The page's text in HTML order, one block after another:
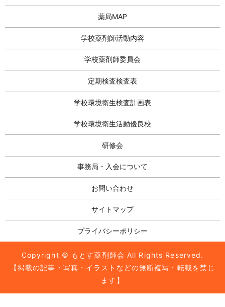
薬局MAP
学校薬剤師活動内容
学校薬剤師委員会
定期検査検査表
学校環境衛生検査計画表
学校環境衛生活動優良校
研修会
事務局・入会について
お問い合わせ
サイトマップ
プライバシーポリシー
Copyright © もとす薬剤師会 All Rights Reserved.
【掲載の記事・写真・イラストなどの無断複写・転載を禁じ
ます】